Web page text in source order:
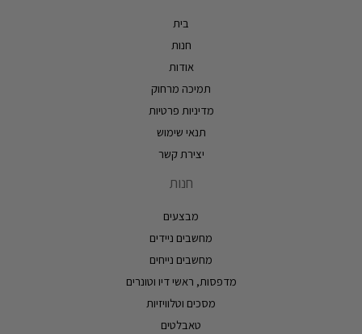
בית
חנות
אודות
תמיכה מרחוק
מדיניות פרטיות
תנאי שימוש
יצירת קשר
חנות
מבצעים
מחשבים ניידים
מחשבים נייחים
מדפסות, ראשי דיו וטונרים
מסכים וטלוויזיות
טאבלטים